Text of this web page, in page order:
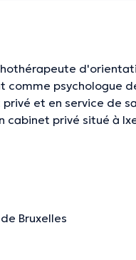
comme psychologue
et en service de
cabinet privé situé à
et se base sur des
Bruxelles